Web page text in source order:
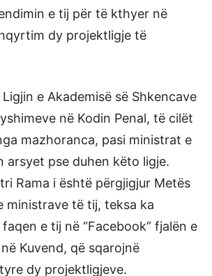
e tij për të kthyer në
dy projektligje të
e Akademisë së Shkencave
në Kodin Penal, të cilët
mazhoranca, pasi ministrat e
arsyet pse duhen këto ligje.
Rama i është përgjigjur Metës
ministrave të tij, teksa ka
e tij në “Facebook” fjalën e
Kuvend, që sqarojnë
dy projektligjeve.